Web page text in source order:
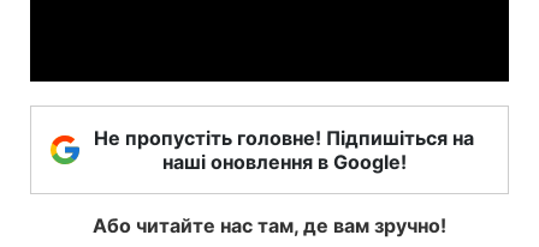
Не пропустіть головне! Підпишіться на
наші оновлення в Google!
Або читайте нас там, де вам зручно!